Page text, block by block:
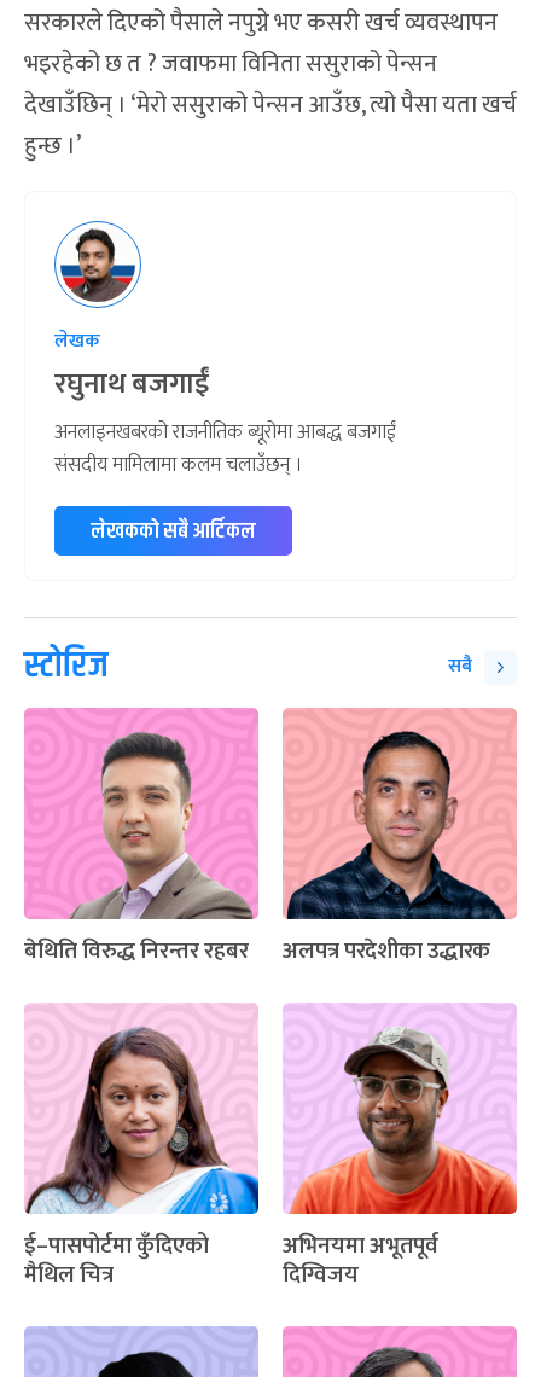
सरकारले दिएको पैसाले नपुग्ने भए कसरी खर्च व्यवस्थापन
भइरहेको छ त ? जवाफमा विनिता ससुराको पेन्सन
देखाउँछिन् । ‘मेरो ससुराको पेन्सन आउँछ, त्यो पैसा यता खर्च
हुन्छ ।’
लेखक
रघुनाथ बजगाईं
अनलाइनखबरको राजनीतिक ब्यूरोमा आबद्ध बजगाईं
संसदीय मामिलामा कलम चलाउँछन् ।
लेखकको सबै आर्टिकल
स्टोरिज सबै
बेथिति विरुद्ध निरन्तर रहबर अलपत्र परदेशीका उद्धारक
ई–पासपोर्टमा कुँदिएको
मैथिल चित्र
अभिनयमा अभूतपूर्व
दिग्विजय